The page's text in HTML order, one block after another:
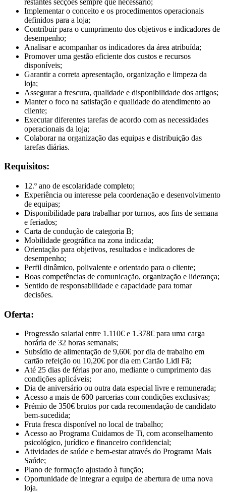
Implementar o conceito e os procedimentos operacionais
definidos para a loja;
Contribuir para o cumprimento dos objetivos e indicadores de
desempenho;
Analisar e acompanhar os indicadores da área atribuída;
Promover uma gestão eficiente dos custos e recursos
disponíveis;
Garantir a correta apresentação, organização e limpeza da
loja;
Assegurar a frescura, qualidade e disponibilidade dos artigos;
Manter o foco na satisfação e qualidade do atendimento ao
cliente;
Executar diferentes tarefas de acordo com as necessidades
operacionais da loja;
Colaborar na organização das equipas e distribuição das
tarefas diárias.
Requisitos:
12.º ano de escolaridade completo;
Experiência ou interesse pela coordenação e desenvolvimento
de equipas;
Disponibilidade para trabalhar por turnos, aos fins de semana
e feriados;
Carta de condução de categoria B;
Mobilidade geográfica na zona indicada;
Orientação para objetivos, resultados e indicadores de
desempenho;
Perfil dinâmico, polivalente e orientado para o cliente;
Boas competências de comunicação, organização e liderança;
Sentido de responsabilidade e capacidade para tomar
decisões.
Oferta:
Progressão salarial entre 1.110€ e 1.378€ para uma carga
horária de 32 horas semanais;
Subsídio de alimentação de 9,60€ por dia de trabalho em
cartão refeição ou 10,20€ por dia em Cartão Lidl Fã;
Até 25 dias de férias por ano, mediante o cumprimento das
condições aplicáveis;
Dia de aniversário ou outra data especial livre e remunerada;
Acesso a mais de 600 parcerias com condições exclusivas;
Prémio de 350€ brutos por cada recomendação de candidato
bem-sucedida;
Fruta fresca disponível no local de trabalho;
Acesso ao Programa Cuidamos de Ti, com aconselhamento
psicológico, jurídico e financeiro confidencial;
Atividades de saúde e bem-estar através do Programa Mais
Saúde;
Plano de formação ajustado à função;
Oportunidade de integrar a equipa de abertura de uma nova
loja.